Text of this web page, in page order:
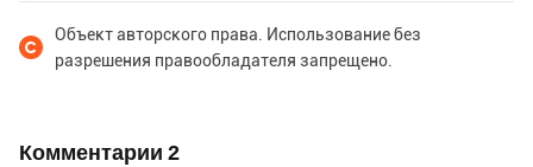
Объект авторского права. Использование без
разрешения правообладателя запрещено.
Комментарии 2